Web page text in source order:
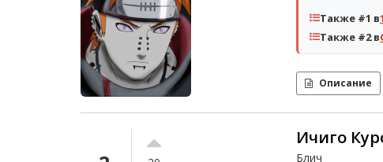
Также #1 в
Также #2 в
Описание
Ичиго
Блич